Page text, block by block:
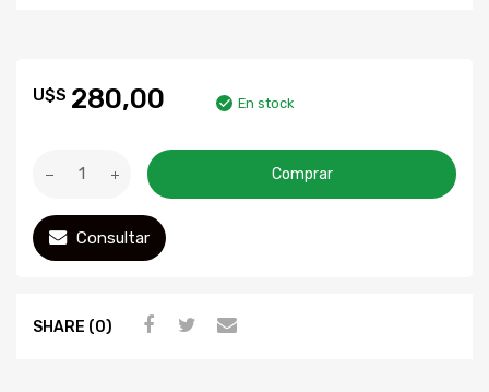
U$S 280,00 En stock
Comprar
Consultar
SHARE (0)